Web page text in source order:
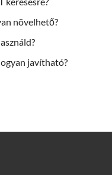
növelhető?
javítható?